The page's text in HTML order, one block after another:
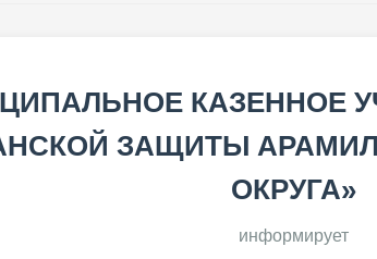
КАЗЕННОЕ
ЗАЩИТЫ
ОКРУГА»
информирует